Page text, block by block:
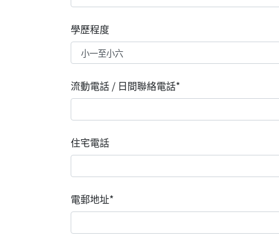
學歷程度
流動電話 / 日間聯絡電話*
住宅電話
電郵地址*